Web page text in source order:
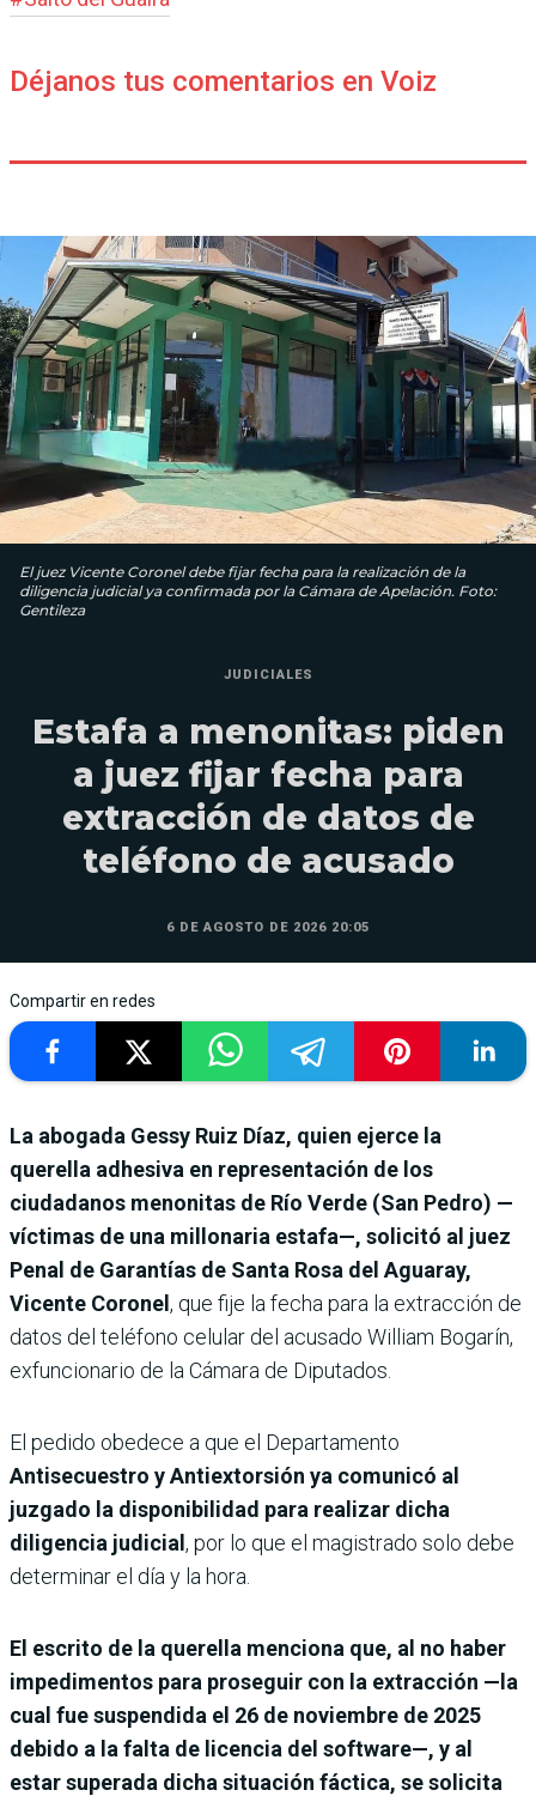
Déjanos tus comentarios en Voiz
El juez Vicente Coronel debe fijar fecha para la realización de la
diligencia judicial ya confirmada por la Cámara de Apelación. Foto:
Gentileza
JUDICIALES
Estafa a menonitas: piden
a juez fijar fecha para
extracción de datos de
teléfono de acusado
6 DE AGOSTO DE 2026 20:05
Compartir en redes
La abogada Gessy Ruiz Díaz, quien ejerce la
querella adhesiva en representación de los
ciudadanos menonitas de Río Verde (San Pedro) —
víctimas de una millonaria estafa—, solicitó al juez
Penal de Garantías de Santa Rosa del Aguaray,
Vicente Coronel, que fije la fecha para la extracción de
datos del teléfono celular del acusado William Bogarín,
exfuncionario de la Cámara de Diputados.
El pedido obedece a que el Departamento
Antisecuestro y Antiextorsión ya comunicó al
juzgado la disponibilidad para realizar dicha
diligencia judicial, por lo que el magistrado solo debe
determinar el día y la hora.
El escrito de la querella menciona que, al no haber
impedimentos para proseguir con la extracción —la
cual fue suspendida el 26 de noviembre de 2025
debido a la falta de licencia del software—, y al
estar superada dicha situación fáctica, se solicita